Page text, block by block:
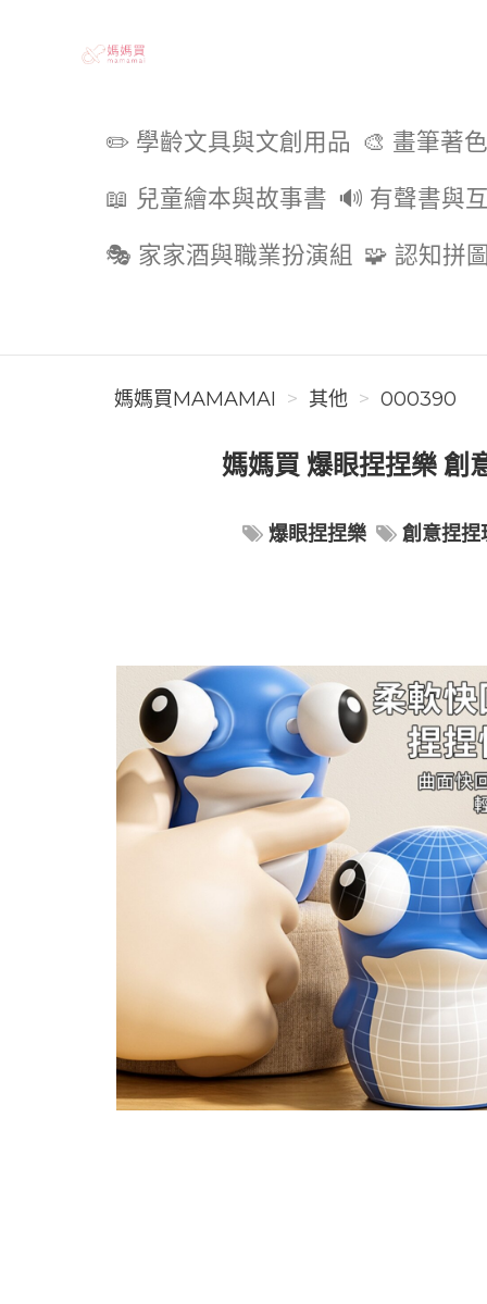
✏️ 學齡文具與文創用品 🎨 畫筆著
📖 兒童繪本與故事書 🔊 有聲書與
🎭 家家酒與職業扮演組 🧩 認知拼
媽媽買MAMAMAI 其他 000390
媽媽買 爆眼捏捏樂 創
爆眼捏捏樂 創意捏捏